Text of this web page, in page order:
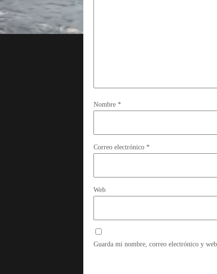
Nombre *
Correo electrónico *
Web
Guarda mi nombre, correo electrónico y